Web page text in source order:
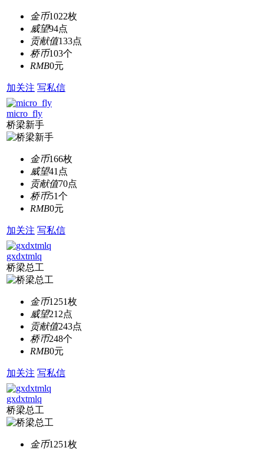
金币1022枚
威望94点
贡献值133点
桥币103个
RMB0元
加关注 写私信
micro_fly
桥梁新手
金币166枚
威望41点
贡献值70点
桥币51个
RMB0元
加关注 写私信
gxdxtmlq
桥梁总工
金币1251枚
威望212点
贡献值243点
桥币248个
RMB0元
加关注 写私信
gxdxtmlq
桥梁总工
金币1251枚